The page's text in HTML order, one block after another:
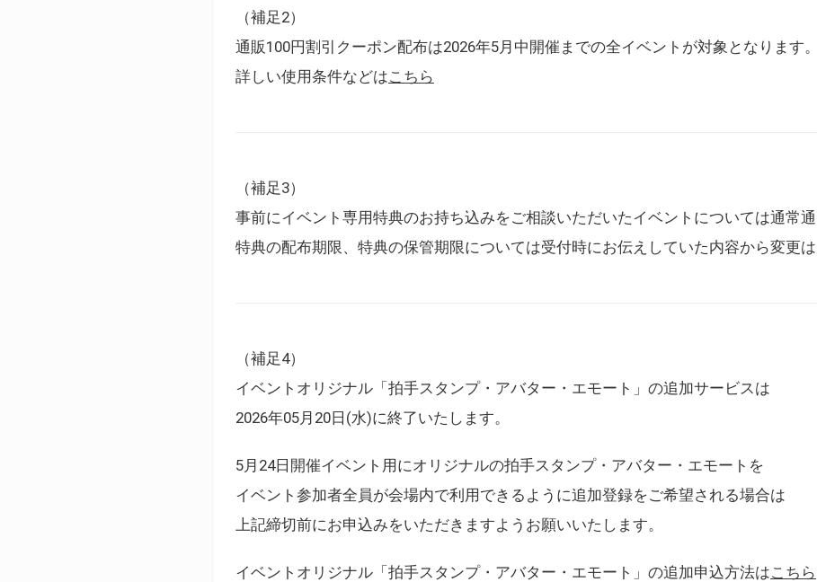
（補足2）
通販100円割引クーポン配布は2026年5月中開催までの全イベントが対象となります。
詳しい使用条件などはこちら
（補足3）
事前にイベント専用特典のお持ち込みをご相談いただいたイベントについては通常通
特典の配布期限、特典の保管期限については受付時にお伝えしていた内容から変更は
（補足4）
イベントオリジナル「拍手スタンプ・アバター・エモート」の追加サービスは
2026年05月20日(水)に終了いたします。
5月24日開催イベント用にオリジナルの拍手スタンプ・アバター・エモートを
イベント参加者全員が会場内で利用できるように追加登録をご希望される場合は
上記締切前にお申込みをいただきますようお願いいたします。
イベントオリジナル「拍手スタンプ・アバター・エモート」の追加申込方法はこちら